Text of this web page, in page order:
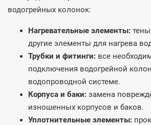
водогрейных колонок:
Нагревательные элементы:
другие элементы для нагрева
Трубки и фитинги: все
подключения водогрейной
водопроводной системе.
Корпуса и баки: замена
изношенных корпусов и баков.
Уплотнительные элементы: